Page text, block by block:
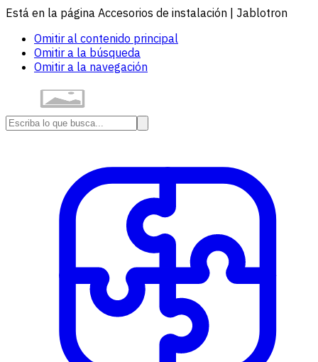
Está en la página Accesorios de instalación | Jablotron
Omitir al contenido principal
Omitir a la búsqueda
Omitir a la navegación